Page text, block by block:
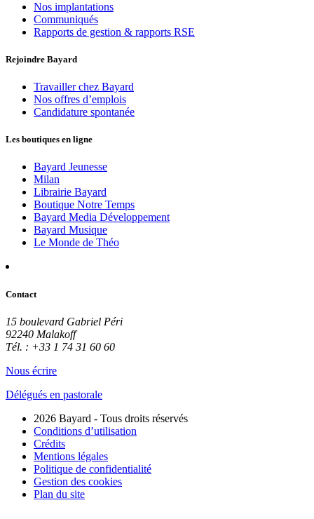
Nos implantations
Communiqués
Rapports de gestion & rapports RSE
Rejoindre Bayard
Travailler chez Bayard
Nos offres d’emplois
Candidature spontanée
Les boutiques en ligne
Bayard Jeunesse
Milan
Librairie Bayard
Boutique Notre Temps
Bayard Media Développement
Bayard Musique
Le Monde de Théo
Contact
15 boulevard Gabriel Péri
92240 Malakoff
Tél. : +33 1 74 31 60 60
Nous écrire
Délégués en pastorale
2026 Bayard - Tous droits réservés
Conditions d’utilisation
Crédits
Mentions légales
Politique de confidentialité
Gestion des cookies
Plan du site